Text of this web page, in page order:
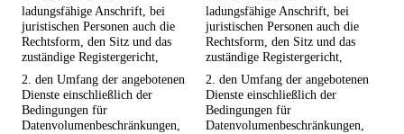
ladungsfähige Anschrift, bei
juristischen Personen auch die
Rechtsform, den Sitz und das
zuständige Registergericht,
ladungsfähige Anschrift, bei
juristischen Personen auch die
Rechtsform, den Sitz und das
zuständige Registergericht,
2. den Umfang der angebotenen
Dienste einschließlich der
Bedingungen für
Datenvolumenbeschränkungen,
2. den Umfang der angebotenen
Dienste einschließlich der
Bedingungen für
Datenvolumenbeschränkungen,